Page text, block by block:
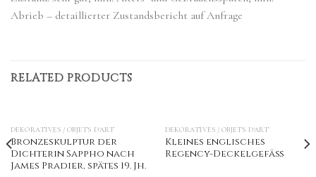
Abrieb – detaillierter Zustandsbericht auf Anfrage
RELATED PRODUCTS
DEKORATIVES / OBJETS D'ART
Bronzeskulptur der
Dichterin Sappho nach
James Pradier, spätes 19. Jh.
DEKORATIVES / OBJETS D'ART
Kleines englisches
Regency-Deckelgefäß